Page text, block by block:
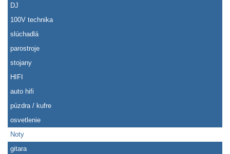
DJ
100V technika
slúchadlá
parostroje
stojany
HIFI
auto hifi
púzdra / kufre
osvetlenie
Noty
gitara